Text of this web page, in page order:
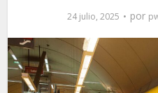
24 julio, 2025 por